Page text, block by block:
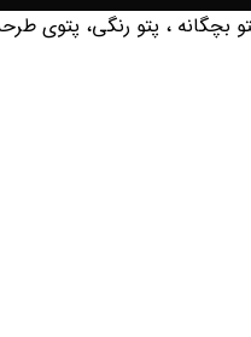
، پتو رنگی، پتوی